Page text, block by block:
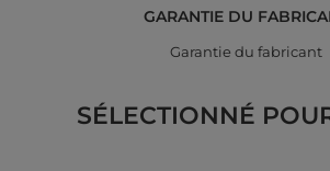
GARANTIE DU
Garantie du fabricant
SÉLECTIONNÉ